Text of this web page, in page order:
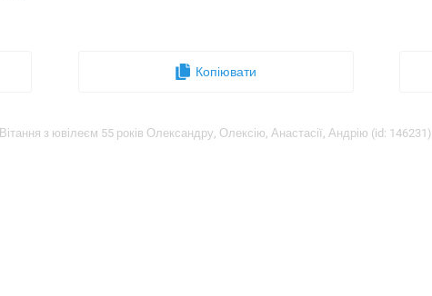
Копіювати
Вітання з ювілеєм 55 років Олександру, Олексію, Анастасії, Андрію (id: 146231)